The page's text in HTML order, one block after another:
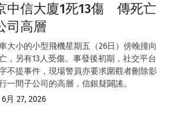
中信大廈1死13傷 傳死亡
司高層
大小的小型飛機星期五（26日）傍晚撞向
，另有13人受傷。事發後初期，社交平台
不提事件，現場警員亦要求圍觀者刪除影
一間子公司的高層，信銀疑闢謠。
月 27, 2026